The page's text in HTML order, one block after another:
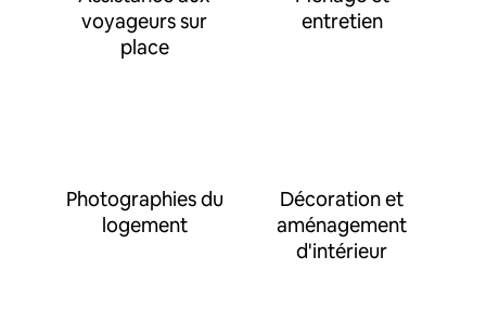
voyageurs sur
place
entretien
Photographies du
logement
Décoration et
aménagement
d'intérieur